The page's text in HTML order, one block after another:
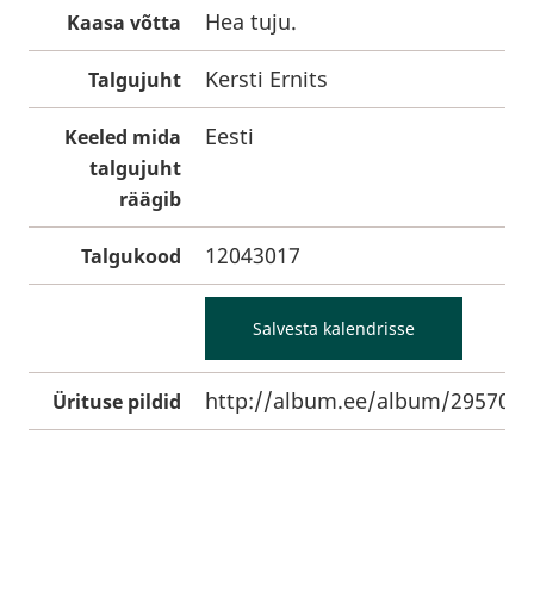
Kaasa võtta Hea tuju.
Talgujuht Kersti Ernits
Keeled mida
talgujuht
räägib
Eesti
Talgukood 12043017
Salvesta kalendrisse
Ürituse pildid http://album.ee/album/295704/